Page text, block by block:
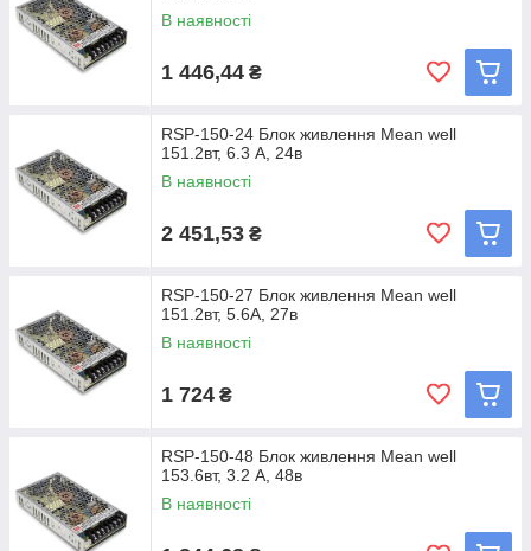
В наявності
1 446,44 ₴
RSP-150-24 Блок живлення Mean well
151.2вт, 6.3 А, 24в
В наявності
2 451,53 ₴
RSP-150-27 Блок живлення Mean well
151.2вт, 5.6А, 27в
В наявності
1 724 ₴
RSP-150-48 Блок живлення Mean well
153.6вт, 3.2 А, 48в
В наявності